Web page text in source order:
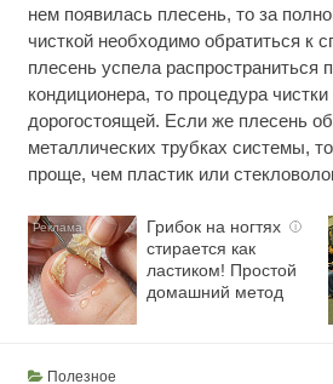
нем появилась плесень, то за
чисткой необходимо обратиться к
плесень успела распространиться
кондиционера, то процедура
дорогостоящей. Если же плесень
металлических трубках системы,
проще, чем пластик или
i
Грибок на ногтях
стирается как
ластиком! Простой
домашний метод
Полезное